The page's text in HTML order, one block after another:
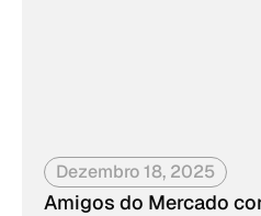
Dezembro 18, 2025
Amigos do Mercado